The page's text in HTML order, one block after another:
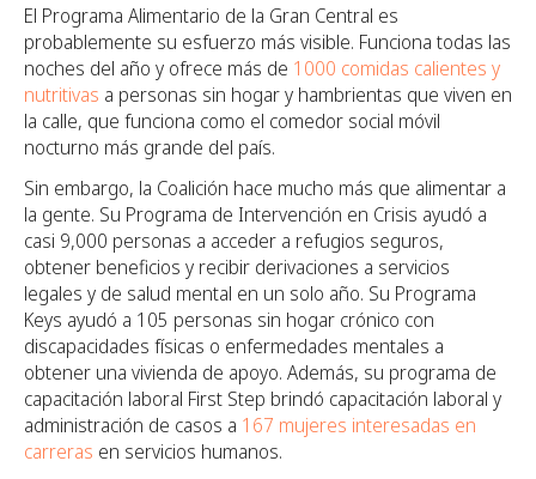
El Programa Alimentario de la Gran Central es
probablemente su esfuerzo más visible. Funciona todas las
noches del año y ofrece más de 1000 comidas calientes y
nutritivas a personas sin hogar y hambrientas que viven en
la calle, que funciona como el comedor social móvil
nocturno más grande del país.
Sin embargo, la Coalición hace mucho más que alimentar a
la gente. Su Programa de Intervención en Crisis ayudó a
casi 9,000 personas a acceder a refugios seguros,
obtener beneficios y recibir derivaciones a servicios
legales y de salud mental en un solo año. Su Programa
Keys ayudó a 105 personas sin hogar crónico con
discapacidades físicas o enfermedades mentales a
obtener una vivienda de apoyo. Además, su programa de
capacitación laboral First Step brindó capacitación laboral y
administración de casos a 167 mujeres interesadas en
carreras en servicios humanos.